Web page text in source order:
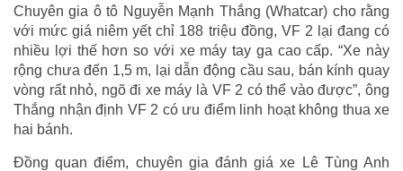
Chuyên gia ô tô Nguyễn Mạnh Thắng (Whatcar) cho rằng
với mức giá niêm yết chỉ 188 triệu đồng, VF 2 lại đang có
nhiều lợi thế hơn so với xe máy tay ga cao cấp. “Xe này
rộng chưa đến 1,5 m, lại dẫn động cầu sau, bán kính quay
vòng rất nhỏ, ngõ đi xe máy là VF 2 có thể vào được”, ông
Thắng nhận định VF 2 có ưu điểm linh hoạt không thua xe
hai bánh.
Đồng quan điểm, chuyên gia đánh giá xe Lê Tùng Anh